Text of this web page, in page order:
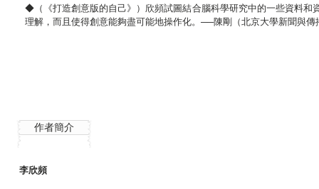
◆（《打造創意版的自己》）欣頻試圖結合腦科學研究中的一些資料
理解，而且使得創意能夠盡可能地操作化。──陳剛（北京大學新聞與傳
作者簡介
李欣頻